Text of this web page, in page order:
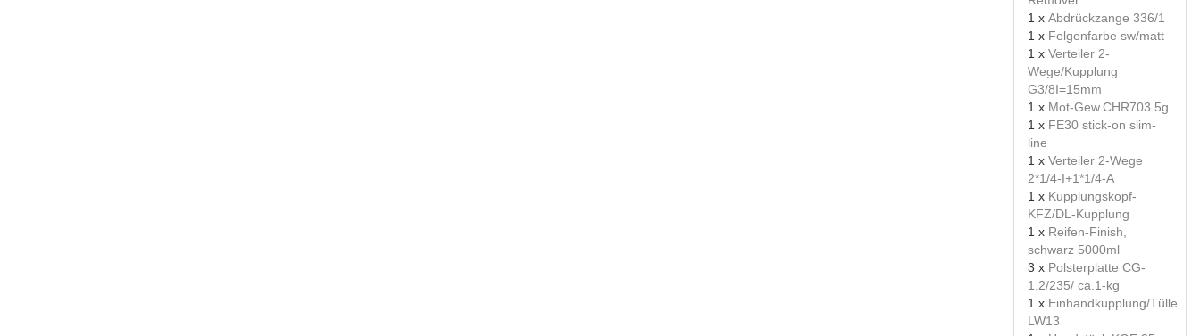
1 x Abdrückzange 336/1
1 x Felgenfarbe sw/matt
1 x Verteiler 2-
Wege/Kupplung
G3/8I=15mm
1 x Mot-Gew.CHR703 5g
1 x FE30 stick-on slim-
line
1 x Verteiler 2-Wege
2*1/4-I+1*1/4-A
1 x Kupplungskopf-
KFZ/DL-Kupplung
1 x Reifen-Finish,
schwarz 5000ml
3 x Polsterplatte CG-
1,2/235/ ca.1-kg
1 x Einhandkupplung/Tülle
LW13